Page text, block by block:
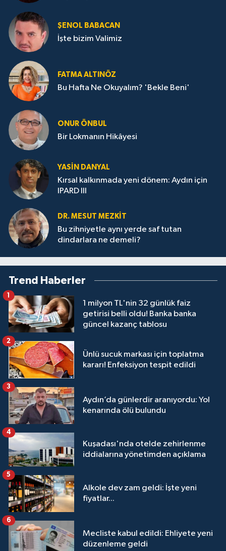
ŞENOL BABACAN
İşte bizim Valimiz
FATMA ALTINÖZ
Bu Hafta Ne Okuyalım? 'Bekle Beni'
ONUR ÖNBUL
Bir Lokmanın Hikâyesi
YASIN DANYAL
Kırsal kalkınmada yeni dönem: Aydın için
IPARD III
DR. MESUT MEZKIT
Bu zihniyetle aynı yerde saf tutan
dindarlara ne demeli?
Trend Haberler
1 milyon TL'nin 32 günlük faiz
getirisi belli oldu! Banka banka
güncel kazanç tablosu
1
Ünlü sucuk markası için toplatma
kararı! Enfeksiyon tespit edildi
2
Aydın’da günlerdir aranıyordu: Yol
kenarında ölü bulundu
3
Kuşadası'nda otelde zehirlenme
iddialarına yönetimden açıklama
4
Alkole dev zam geldi: İşte yeni
fiyatlar...
5
Mecliste kabul edildi: Ehliyete yeni
düzenleme geldi
6